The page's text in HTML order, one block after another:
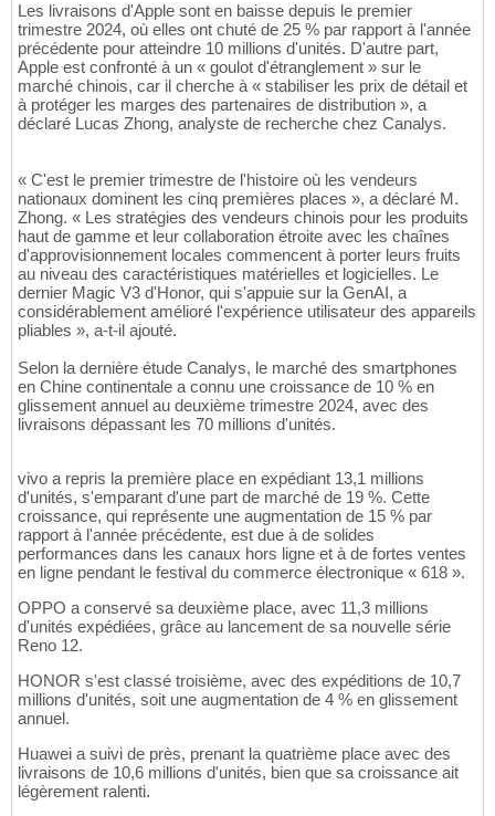
Les livraisons d'Apple sont en baisse depuis le premier
trimestre 2024, où elles ont chuté de 25 % par rapport à l'année
précédente pour atteindre 10 millions d'unités. D'autre part,
Apple est confronté à un « goulot d'étranglement » sur le
marché chinois, car il cherche à « stabiliser les prix de détail et
à protéger les marges des partenaires de distribution », a
déclaré Lucas Zhong, analyste de recherche chez Canalys.
« C'est le premier trimestre de l'histoire où les vendeurs
nationaux dominent les cinq premières places », a déclaré M.
Zhong. « Les stratégies des vendeurs chinois pour les produits
haut de gamme et leur collaboration étroite avec les chaînes
d'approvisionnement locales commencent à porter leurs fruits
au niveau des caractéristiques matérielles et logicielles. Le
dernier Magic V3 d'Honor, qui s'appuie sur la GenAI, a
considérablement amélioré l'expérience utilisateur des appareils
pliables », a-t-il ajouté.
Selon la dernière étude Canalys, le marché des smartphones
en Chine continentale a connu une croissance de 10 % en
glissement annuel au deuxième trimestre 2024, avec des
livraisons dépassant les 70 millions d'unités.
vivo a repris la première place en expédiant 13,1 millions
d'unités, s'emparant d'une part de marché de 19 %. Cette
croissance, qui représente une augmentation de 15 % par
rapport à l'année précédente, est due à de solides
performances dans les canaux hors ligne et à de fortes ventes
en ligne pendant le festival du commerce électronique « 618 ».
OPPO a conservé sa deuxième place, avec 11,3 millions
d'unités expédiées, grâce au lancement de sa nouvelle série
Reno 12.
HONOR s'est classé troisième, avec des expéditions de 10,7
millions d'unités, soit une augmentation de 4 % en glissement
annuel.
Huawei a suivi de près, prenant la quatrième place avec des
livraisons de 10,6 millions d'unités, bien que sa croissance ait
légèrement ralenti.